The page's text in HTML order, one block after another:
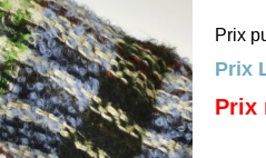
Prix
Prix
Prix